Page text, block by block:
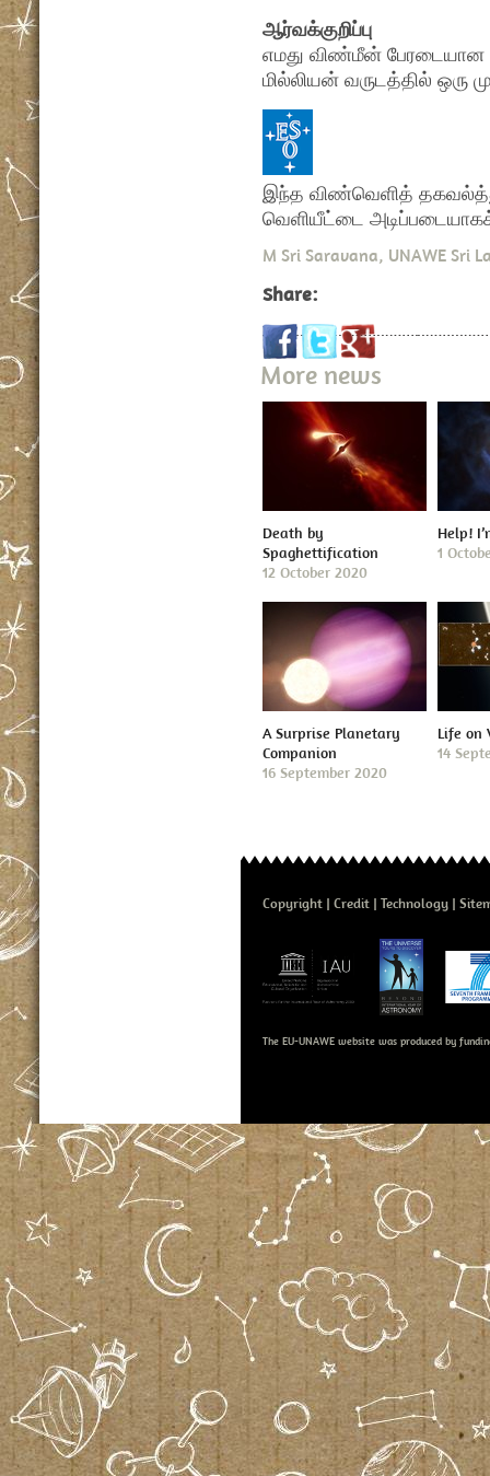
ஆர்வக்குறிப்பு
எமது விண்மீன்
மில்லியன் வருடத்தில் ஒரு
இந்த விண்வெளித்
வெளியீட்டை
M Sri Saravana, UNAWE Sri
Share:
More news
Death by
Spaghettification
12 October 2020
Help!
1
A Surprise Planetary
Companion
16 September 2020
Life on
14
Copyright Credit Technology
The EU-UNAWE website was produced by